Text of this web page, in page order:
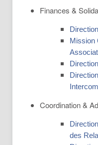
Finances &
Mission
Coordination &
des